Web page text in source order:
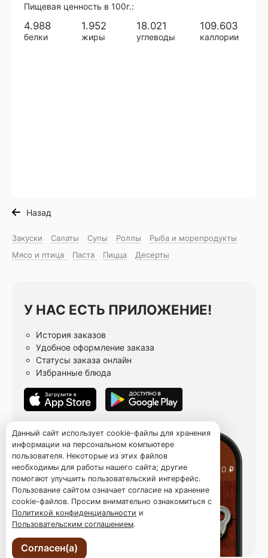
Пищевая ценность в 100г.:
4.988
белки
1.952
жиры
18.021
углеводы
109.603
каллории
Назад
Закуски Салаты Супы Роллы
Рыба и морепродукты
Мясо и птица
Паста Пицца Десерты
У НАС ЕСТЬ ПРИЛОЖЕНИЕ!
История заказов
Удобное оформление заказа
Статусы заказа онлайн
Избранные блюда
Данный сайт использует cookie-файлы для хранения
информации на персональном компьютере
пользователя. Некоторые из этих файлов
необходимы для работы нашего сайта; другие
помогают улучшить пользовательский интерфейс.
Пользование сайтом означает согласие на хранение
cookie-файлов. Просим внимательно ознакомиться с
Политикой конфиденциальности и
Пользовательским соглашением.
Согласен(а)